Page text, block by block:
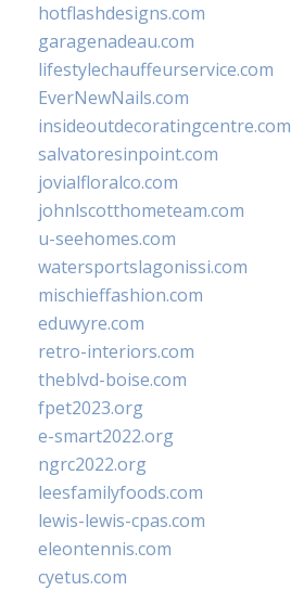
hotflashdesigns.com
garagenadeau.com
lifestylechauffeurservice.com
EverNewNails.com
insideoutdecoratingcentre.com
salvatoresinpoint.com
jovialfloralco.com
johnlscotthometeam.com
u-seehomes.com
watersportslagonissi.com
mischieffashion.com
eduwyre.com
retro-interiors.com
theblvd-boise.com
fpet2023.org
e-smart2022.org
ngrc2022.org
leesfamilyfoods.com
lewis-lewis-cpas.com
eleontennis.com
cyetus.com